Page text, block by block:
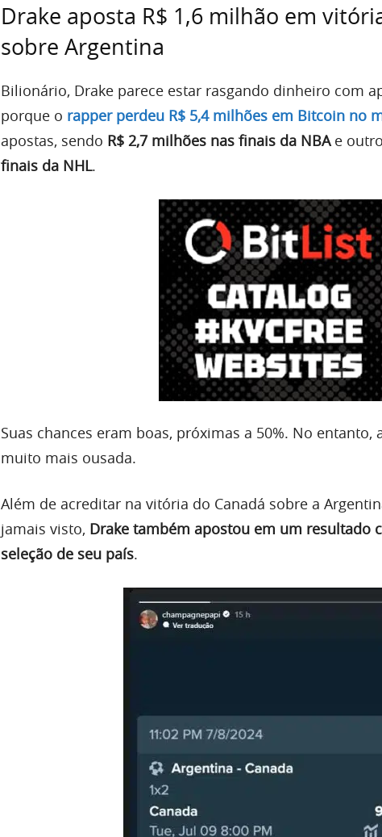
Drake aposta R$ 1,6 milhão em
sobre Argentina
Bilionário, Drake parece estar rasgando dinheiro com
porque o rapper perdeu R$ 5,4 milhões em Bitcoin no
apostas, sendo R$ 2,7 milhões nas finais da NBAe
finais da NHL.
Suas chances eram boas, próximas a 50%. No entanto,
muito mais ousada.
Além de acreditar na vitória do Canadá sobre a
jamais visto, Drake também apostou em um resultado
seleção de seu país.